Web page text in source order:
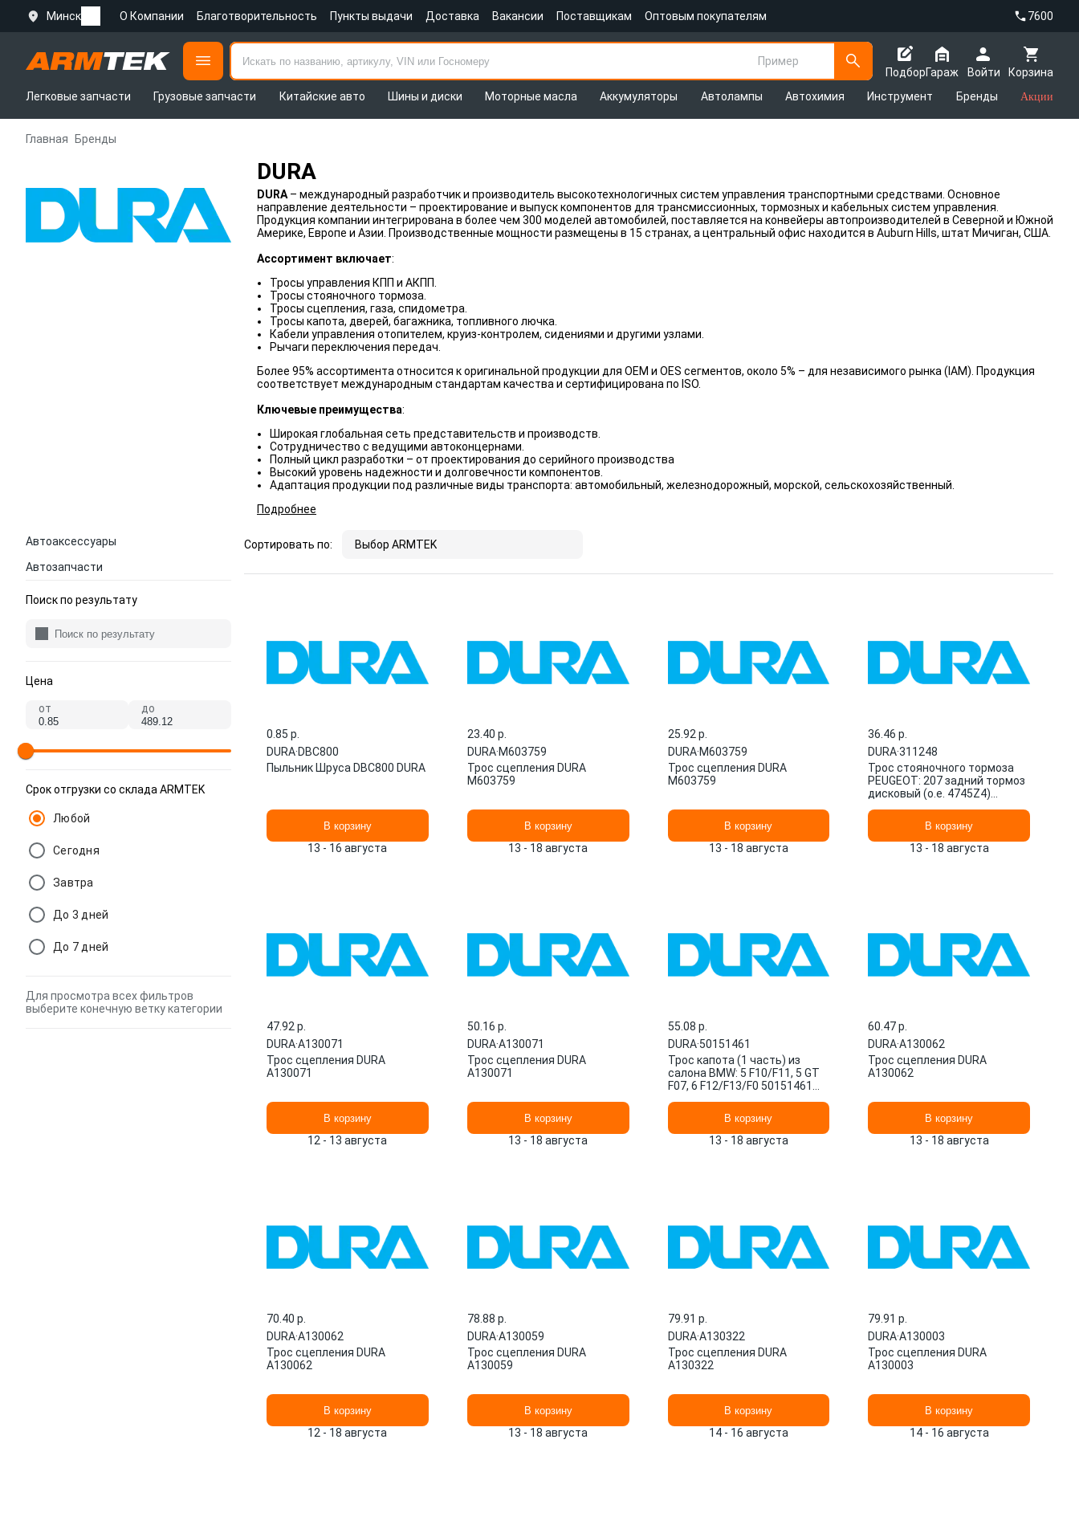
Минск О Компании Благотворительность Пункты выдачи Доставка Вакансии Поставщикам Оптовым покупателям 7600
Пример
Подбор
Корзина
Гараж
Войти
Легковые запчасти
Грузовые запчасти Китайские авто Шины и диски Моторные масла Аккумуляторы Автолампы Автохимия Инструмент Бренды Акции
Главная Бренды
DURA
DURA – международный разработчик и производитель высокотехнологичных систем управления транспортными средствами. Основное
направление деятельности – проектирование и выпуск компонентов для трансмиссионных, тормозных и кабельных систем управления.
Продукция компании интегрирована в более чем 300 моделей автомобилей, поставляется на конвейеры автопроизводителей в Северной и Южной
Америке, Европе и Азии. Производственные мощности размещены в 15 странах, а центральный офис находится в Auburn Hills, штат Мичиган, США.
Ассортимент включает:
Тросы управления КПП и АКПП.
Тросы стояночного тормоза.
Тросы сцепления, газа, спидометра.
Тросы капота, дверей, багажника, топливного лючка.
Кабели управления отопителем, круиз-контролем, сидениями и другими узлами.
Рычаги переключения передач.
Более 95% ассортимента относится к оригинальной продукции для OEM и OES сегментов, около 5% – для независимого рынка (IAM). Продукция
соответствует международным стандартам качества и сертифицирована по ISO.
Ключевые преимущества:
Широкая глобальная сеть представительств и производств.
Сотрудничество с ведущими автоконцернами.
Полный цикл разработки – от проектирования до серийного производства
Высокий уровень надежности и долговечности компонентов.
Адаптация продукции под различные виды транспорта: автомобильный, железнодорожный, морской, сельскохозяйственный.
Подробнее
Автоаксессуары
Автозапчасти
Поиск по результату
Цена
от до
Срок отгрузки со склада ARMTEK
Любой
Сегодня
Завтра
До 3 дней
До 7 дней
Для просмотра всех фильтров
выберите конечную ветку категории
Сортировать по: Выбор ARMTEK
0.85 p.
DURA·DBC800
Пыльник Шруса DBC800 DURA
В корзину
13 - 16 августа
23.40 p.
DURA·M603759
Трос сцепления DURA
M603759
В корзину
13 - 18 августа
25.92 p.
DURA·M603759
Трос сцепления DURA
M603759
В корзину
13 - 18 августа
36.46 p.
DURA·311248
Трос стояночного тормоза
PEUGEOT: 207 задний тормоз
дисковый (o.e. 4745Z4)
В корзину
13 - 18 августа
47.92 p.
DURA·A130071
Трос сцепления DURA
A130071
В корзину
12 - 13 августа
50.16 p.
DURA·A130071
Трос сцепления DURA
A130071
В корзину
13 - 18 августа
55.08 p.
DURA·50151461
Трос капота (1 часть) из
салона BMW: 5 F10/F11, 5 GT
F07, 6 F12/F13/F0 50151461
В корзину
13 - 18 августа
60.47 p.
DURA·A130062
Трос сцепления DURA
A130062
В корзину
13 - 18 августа
70.40 p.
DURA·A130062
Трос сцепления DURA
A130062
В корзину
12 - 18 августа
78.88 p.
DURA·A130059
Трос сцепления DURA
A130059
В корзину
13 - 18 августа
79.91 p.
DURA·A130322
Трос сцепления DURA
A130322
В корзину
14 - 16 августа
79.91 p.
DURA·A130003
Трос сцепления DURA
A130003
В корзину
14 - 16 августа